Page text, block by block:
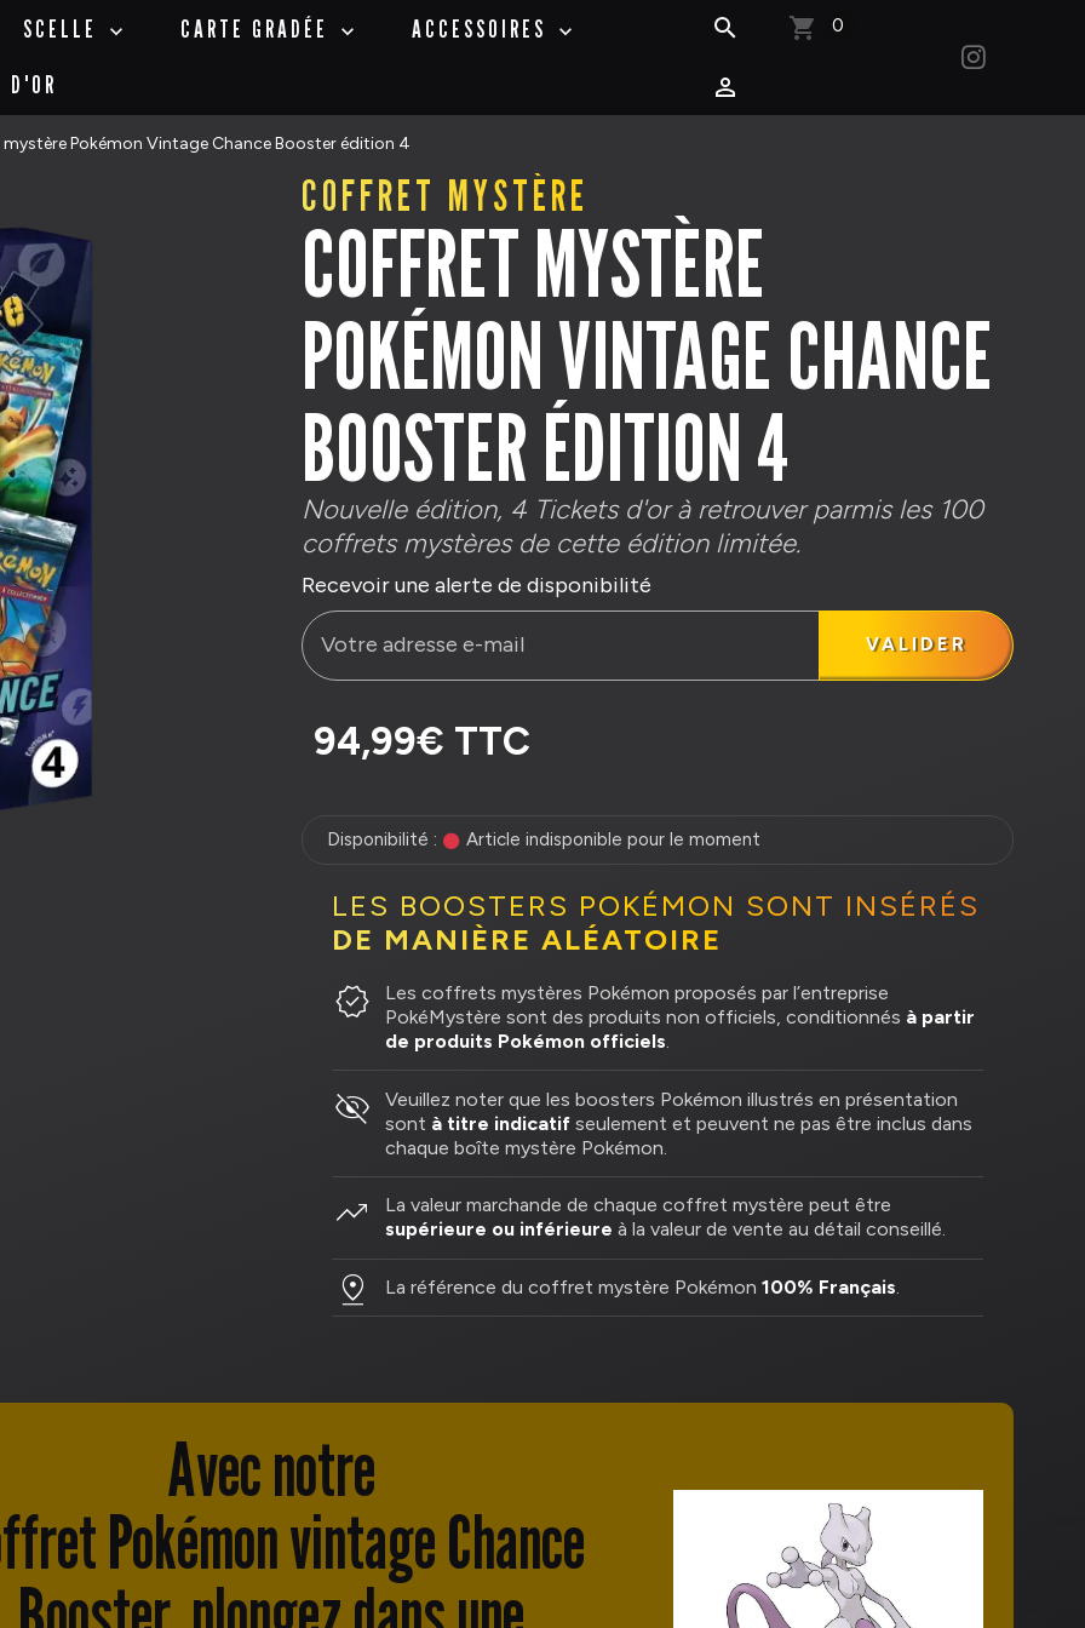
SCELLE CARTE GRADÉE
ACCESSOIRES
D'OR
0
Pokémon Vintage Chance Booster édition 4
COFFRET MYSTÈRE
POKÉMON VINTAGE CHANCE
BOOSTER ÉDITION 4
Nouvelle édition, 4 Tickets d'or à retrouver parmis les 100
coffrets mystères de cette édition limitée.
Disponibilité : Article indisponible pour le moment
Recevoir une alerte de disponibilité
VALIDER
94,99€ TTC
LES BOOSTERS POKÉMON SONT INSÉRÉS
DE MANIÈRE ALÉATOIRE
verified
Les coffrets mystères Pokémon proposés par l’entreprise
PokéMystère sont des produits non officiels, conditionnés à partir
de produits Pokémon officiels.
visibility_off
Veuillez noter que les boosters Pokémon illustrés en présentation
sont à titre indicatifseulement et peuvent ne pas être inclus dans
chaque boîte mystère Pokémon.
trending_up
La valeur marchande de chaque coffret mystère peut être
supérieure ou inférieure à la valeur de vente au détail conseillé.
pin_drop La référence du coffret mystère Pokémon 100% Français.
Avec notre
Pokémon vintage Chance